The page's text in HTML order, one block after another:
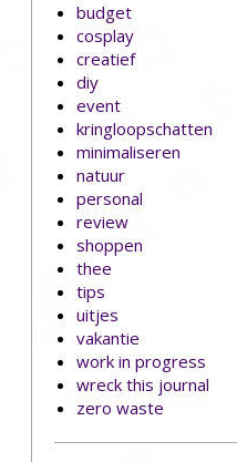
budget
cosplay
creatief
diy
event
kringloopschatten
minimaliseren
natuur
personal
review
shoppen
thee
tips
uitjes
vakantie
work in progress
wreck this journal
zero waste